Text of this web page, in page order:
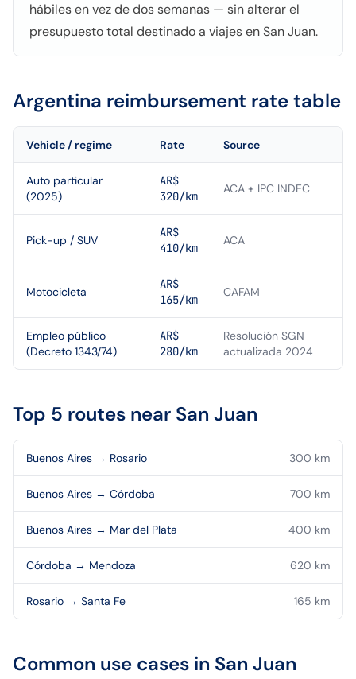
hábiles en vez de dos semanas — sin alterar el
presupuesto total destinado a viajes en San Juan.
Argentina reimbursement rate table
Vehicle / regime Rate Source
Auto particular
(2025)
AR$
320/km
ACA + IPC INDEC
Pick-up / SUV
AR$
410/km
ACA
Motocicleta
AR$
165/km
CAFAM
Empleo público
(Decreto 1343/74)
AR$
280/km
Resolución SGN
actualizada 2024
Top 5 routes near San Juan
Buenos Aires → Rosario 300 km
Buenos Aires → Córdoba 700 km
Buenos Aires → Mar del Plata 400 km
Córdoba → Mendoza 620 km
Rosario → Santa Fe 165 km
Common use cases in San Juan